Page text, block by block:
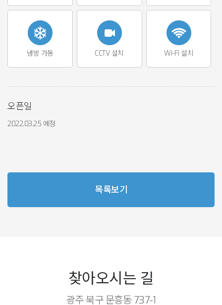
냉방 가동 CCTV 설치 Wi-Fi 설치
오픈일
2022.03.25 예정
목록보기
찾아오시는 길
광주 북구 문흥동 737-1